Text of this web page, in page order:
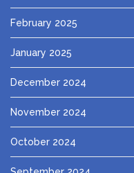
February 2025
January 2025
December 2024
November 2024
October 2024